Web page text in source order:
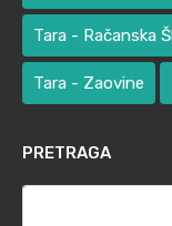
Tara - Račanska
Tara - Zaovine
PRETRAGA